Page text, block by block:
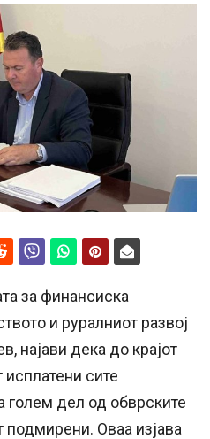
за финансиска
и руралниот развој
најави дека до крајот
исплатени сите
голем дел од обврските
подмирени. Оваа изјава